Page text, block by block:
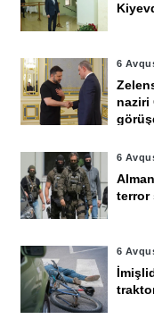
6
naziri
6
terror
6